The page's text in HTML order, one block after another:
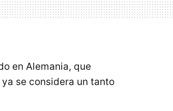
en Alemania, que
se considera un tanto